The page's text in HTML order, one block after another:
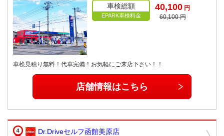
車検総額
EPARK車検料金
40,100 円
60,100 円
車検見積り無料！代車完備！お気軽にご来店下さい！！
店舗情報はこちら
Dr.Driveセルフ函館美原店